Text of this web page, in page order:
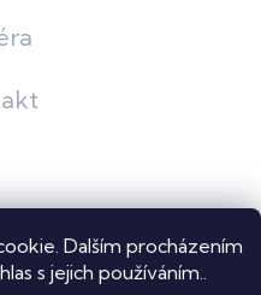
Dalším procházením
s jejich používáním..